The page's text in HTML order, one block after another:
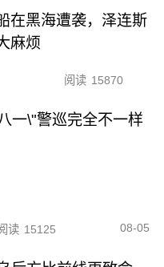
在黑海遭袭，泽连斯
麻烦
阅读 15870
一\"警巡完全不一样
读 15125 08-05